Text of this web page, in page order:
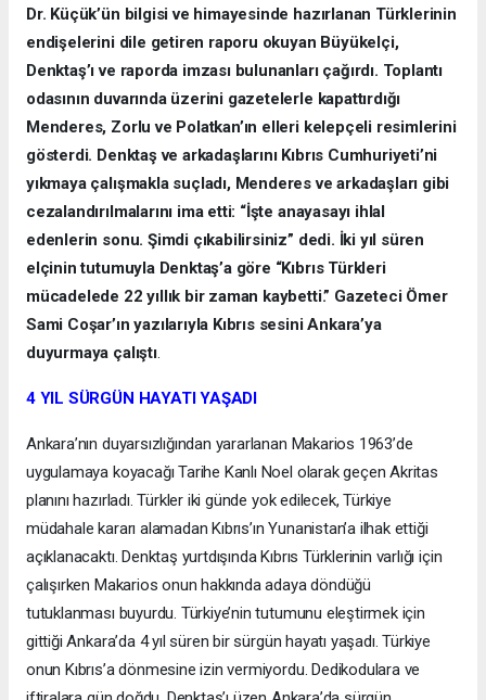
Dr. Küçük’ün bilgisi ve himayesinde hazırlanan Türklerinin
endişelerini dile getiren raporu okuyan Büyükelçi,
Denktaş’ı ve raporda imzası bulunanları çağırdı. Toplantı
odasının duvarında üzerini gazetelerle kapattırdığı
Menderes, Zorlu ve Polatkan’ın elleri kelepçeli resimlerini
gösterdi. Denktaş ve arkadaşlarını Kıbrıs Cumhuriyeti’ni
yıkmaya çalışmakla suçladı, Menderes ve arkadaşları gibi
cezalandırılmalarını ima etti: “İşte anayasayı ihlal
edenlerin sonu. Şimdi çıkabilirsiniz” dedi. İki yıl süren
elçinin tutumuyla Denktaş’a göre “Kıbrıs Türkleri
mücadelede 22 yıllık bir zaman kaybetti.” Gazeteci Ömer
Sami Coşar’ın yazılarıyla Kıbrıs sesini Ankara’ya
duyurmaya çalıştı.
4 YIL SÜRGÜN HAYATI YAŞADI
Ankara’nın duyarsızlığından yararlanan Makarios 1963’de
uygulamaya koyacağı Tarihe Kanlı Noel olarak geçen Akritas
planını hazırladı. Türkler iki günde yok edilecek, Türkiye
müdahale kararı alamadan Kıbrıs’ın Yunanistan’a ilhak ettiği
açıklanacaktı. Denktaş yurtdışında Kıbrıs Türklerinin varlığı için
çalışırken Makarios onun hakkında adaya döndüğü
tutuklanması buyurdu. Türkiye’nin tutumunu eleştirmek için
gittiği Ankara’da 4 yıl süren bir sürgün hayatı yaşadı. Türkiye
onun Kıbrıs’a dönmesine izin vermiyordu. Dedikodulara ve